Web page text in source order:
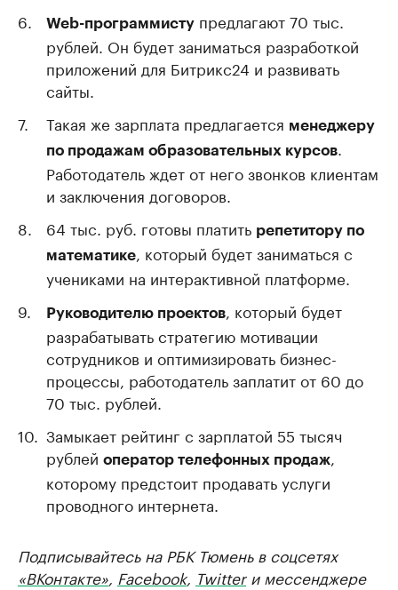
Web-программисту предлагают 70 тыс.
рублей. Он будет заниматься разработкой
приложений для Битрикс24 и развивать
сайты.
Такая же зарплата предлагается менеджеру
по продажам образовательных курсов
Работодатель ждет от него звонков клиентам
и заключения договоров.
64 тыс. руб. готовы платить репетитору по
математике
, который будет заниматься с
учениками на интерактивной платформе.
Руководителю проектов
, который будет
разрабатывать стратегию мотивации
сотрудников и оптимизировать бизнес-
процессы, работодатель заплатит от 60 до
70 тыс. рублей.
Замыкает рейтинг с зарплатой 55 тысяч
рублей оператор телефонных продаж
которому предстоит продавать услуги
проводного интернета.
Подписывайтесь на РБК Тюмень в соцсетях
«ВКонтакте» Facebook, Twitterи мессенджере